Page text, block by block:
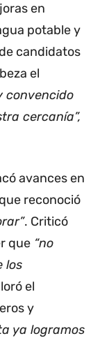
en
potable y
candidatos
el
convencido
cercanía”,
avances en
reconoció
. Criticó
que “no
los
el
y
ya logramos